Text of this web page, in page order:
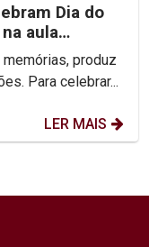
Dia do
aula
produz
conhecimento e inspira novas gerações. Para celebrar...
LER MAIS